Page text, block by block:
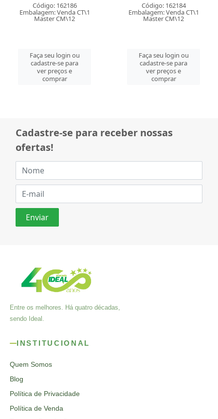
Código: 162186
Embalagem: Venda CT\1
Master CM\12
Faça seu login ou
cadastre-se para
ver preços e
comprar
Código: 162184
Embalagem: Venda CT\1
Master CM\12
Faça seu login ou
cadastre-se para
ver preços e
comprar
Cadastre-se para receber nossas
ofertas!
Entre os melhores. Há quatro décadas,
sendo Ideal.
INSTITUCIONAL
Quem Somos
Blog
Política de Privacidade
Política de Venda